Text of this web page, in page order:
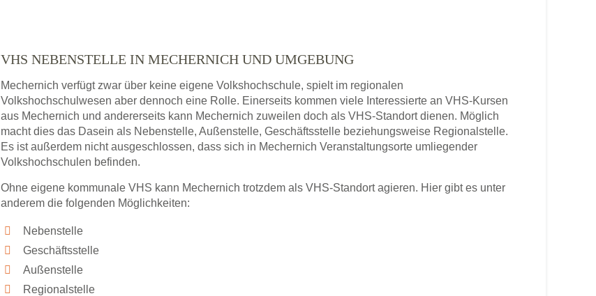
VHS NEBENSTELLE IN MECHERNICH UND UMGEBUNG
Mechernich verfügt zwar über keine eigene Volkshochschule, spielt im regionalen
Volkshochschulwesen aber dennoch eine Rolle. Einerseits kommen viele Interessierte an VHS-Kursen
aus Mechernich und andererseits kann Mechernich zuweilen doch als VHS-Standort dienen. Möglich
macht dies das Dasein als Nebenstelle, Außenstelle, Geschäftsstelle beziehungsweise Regionalstelle.
Es ist außerdem nicht ausgeschlossen, dass sich in Mechernich Veranstaltungsorte umliegender
Volkshochschulen befinden.
Ohne eigene kommunale VHS kann Mechernich trotzdem als VHS-Standort agieren. Hier gibt es unter
anderem die folgenden Möglichkeiten:
Nebenstelle
Geschäftsstelle
Außenstelle
Regionalstelle